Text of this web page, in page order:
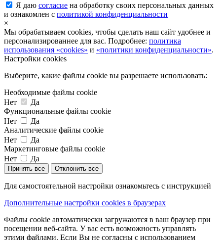
Я даю согласие на обработку своих персональных данных
и ознакомлен с политикой конфиденциальности
×
Мы обрабатываем cookies, чтобы сделать наш сайт удобнее и
персонализированнее для вас. Подробнее: политика
использования «cookies» и «политики конфиденциальности».
Настройки cookies
Выберите, какие файлы cookie вы разрешаете использовать:
Необходимые файлы cookie
Нет
Да
Функциональные файлы cookie
Нет
Да
Аналитические файлы cookie
Нет
Да
Маркетинговые файлы cookie
Нет
Да
Принять все Отклонить все
Для самостоятельной настройки ознакомьтесь с инструкцией
Дополнительные настройки cookies в браузерах
Файлы cookie автоматически загружаются в ваш браузер при
посещении веб-сайта. У вас есть возможность управлять
этими файлами. Если Вы не согласны с использованием